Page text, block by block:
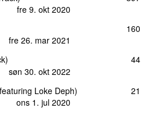
fre 9. okt 2020
fre 26. mar 2021
160
)
søn 30. okt 2022
44
featuring Loke Deph)
ons 1. jul 2020
21